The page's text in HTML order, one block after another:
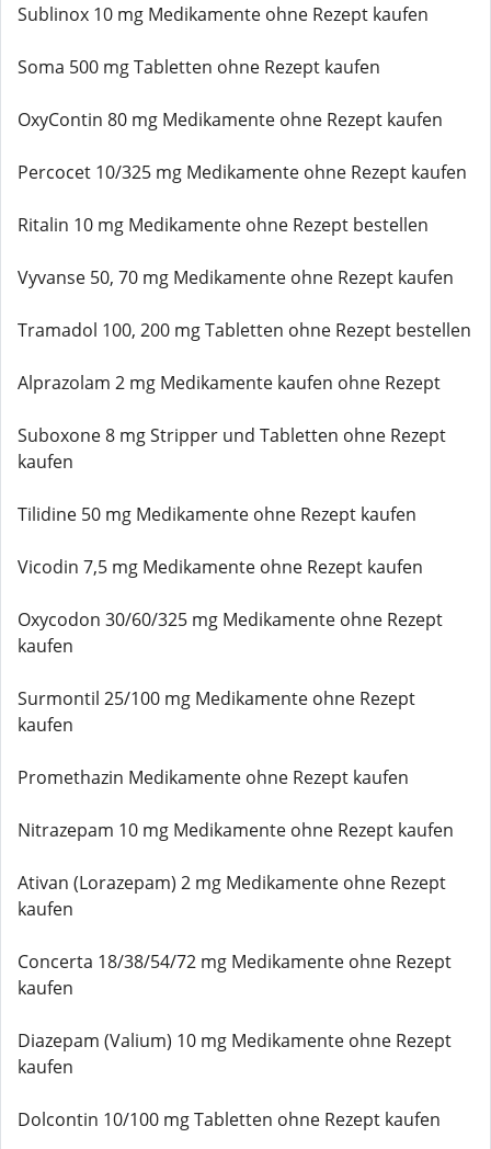
Sublinox 10 mg Medikamente ohne Rezept kaufen
Soma 500 mg Tabletten ohne Rezept kaufen
OxyContin 80 mg Medikamente ohne Rezept kaufen
Percocet 10/325 mg Medikamente ohne Rezept kaufen
Ritalin 10 mg Medikamente ohne Rezept bestellen
Vyvanse 50, 70 mg Medikamente ohne Rezept kaufen
Tramadol 100, 200 mg Tabletten ohne Rezept bestellen
Alprazolam 2 mg Medikamente kaufen ohne Rezept
Suboxone 8 mg Stripper und Tabletten ohne Rezept
kaufen
Tilidine 50 mg Medikamente ohne Rezept kaufen
Vicodin 7,5 mg Medikamente ohne Rezept kaufen
Oxycodon 30/60/325 mg Medikamente ohne Rezept
kaufen
Surmontil 25/100 mg Medikamente ohne Rezept
kaufen
Promethazin Medikamente ohne Rezept kaufen
Nitrazepam 10 mg Medikamente ohne Rezept kaufen
Ativan (Lorazepam) 2 mg Medikamente ohne Rezept
kaufen
Concerta 18/38/54/72 mg Medikamente ohne Rezept
kaufen
Diazepam (Valium) 10 mg Medikamente ohne Rezept
kaufen
Dolcontin 10/100 mg Tabletten ohne Rezept kaufen